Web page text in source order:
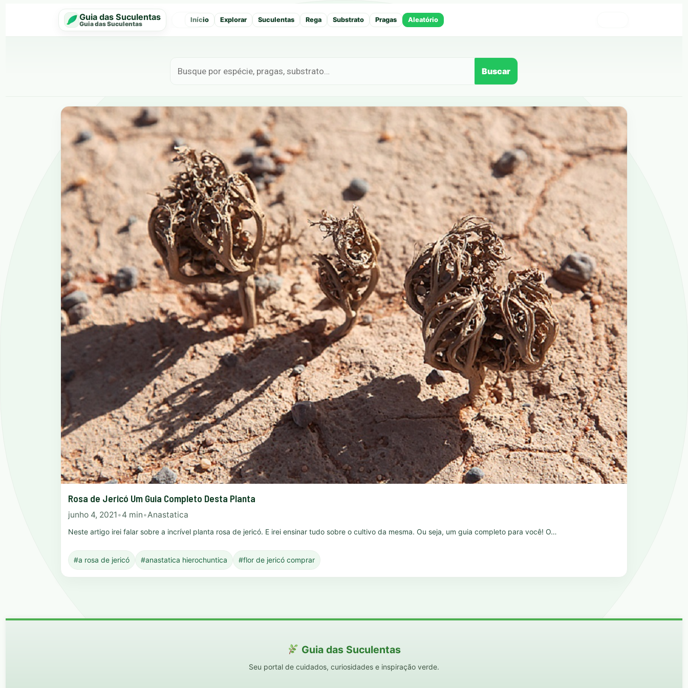
Guia das Suculentas
Guia das Suculentas
Início Explorar Suculentas Rega Substrato Pragas Aleatório
Buscar
Rosa de Jericó Um Guia Completo Desta Planta
junho 4, 2021•4 min•Anastatica
Neste artigo irei falar sobre a incrível planta rosa de jericó. E irei ensinar tudo sobre o cultivo da mesma. Ou seja, um guia completo para você! O…
#a rosa de jericó #anastatica hierochuntica #flor de jericó comprar
Guia das Suculentas
Seu portal de cuidados, curiosidades e inspiração verde.